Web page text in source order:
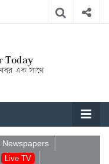
Newspapers
Live TV